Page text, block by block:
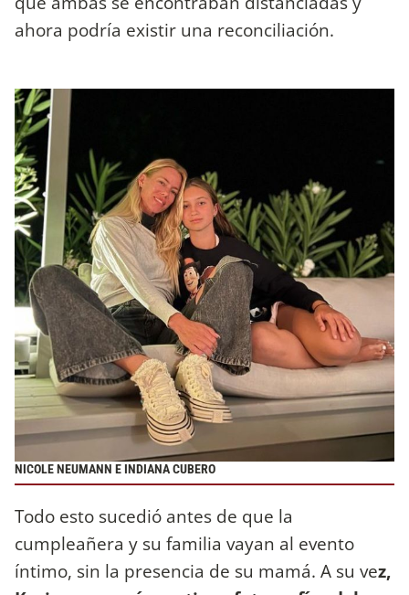
ahora podría existir una reconciliación.
NICOLE NEUMANN E INDIANA CUBERO
Todo esto sucedió antes de que la
cumpleañera y su familia vayan al evento
íntimo, sin la presencia de su mamá. A su vez,